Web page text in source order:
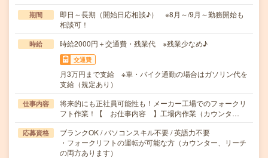
期間
即日～長期（開始日応相談♪） ※8月～/9月～勤務開始も
相談可！
時給 時給2000円＋交通費・残業代 ※残業少なめ♪
交通費
月3万円まで支給 ※車・バイク通勤の場合はガソリン代を
支給（規定あり）
仕事内容
将来的にも正社員可能性も！メーカー工場でのフォークリ
フト作業！【 お仕事内容 】工場内作業（カウンタ…
応募資格
ブランクOK / パソコンスキル不要 / 英語力不要
・フォークリフトの運転が可能な方（カウンター、リーチ
の両方あります）